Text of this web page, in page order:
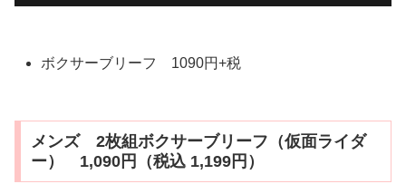
ボクサーブリーフ 1090円+税
メンズ 2枚組ボクサーブリーフ（仮面ライダ
ー） 1,090円（税込 1,199円）